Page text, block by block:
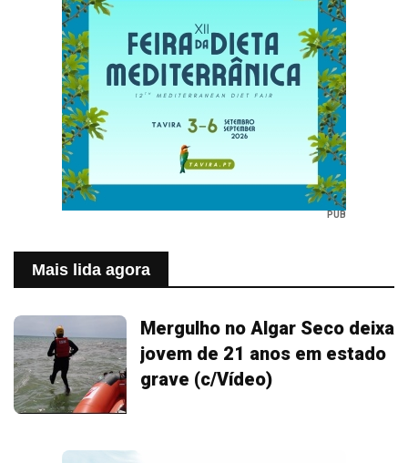
PUB
Mais lida agora
Mergulho no Algar Seco deixa
jovem de 21 anos em estado
grave (c/Vídeo)